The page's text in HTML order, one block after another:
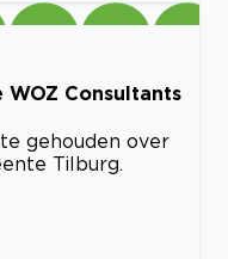
WOZ Consultants
gehouden over
Tilburg.